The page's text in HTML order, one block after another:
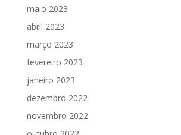
maio 2023
abril 2023
março 2023
fevereiro 2023
janeiro 2023
dezembro 2022
novembro 2022